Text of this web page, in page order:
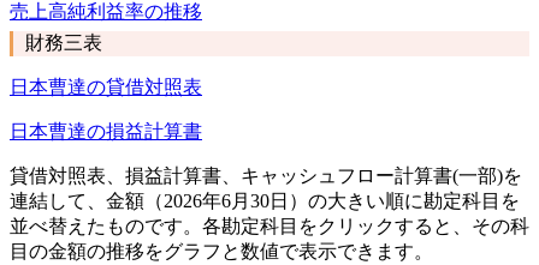
売上高純利益率の推移
財務三表
日本曹達の貸借対照表
日本曹達の損益計算書
貸借対照表、損益計算書、キャッシュフロー計算書(一部)を
連結して、金額（2026年6月30日）の大きい順に勘定科目を
並べ替えたものです。各勘定科目をクリックすると、その科
目の金額の推移をグラフと数値で表示できます。